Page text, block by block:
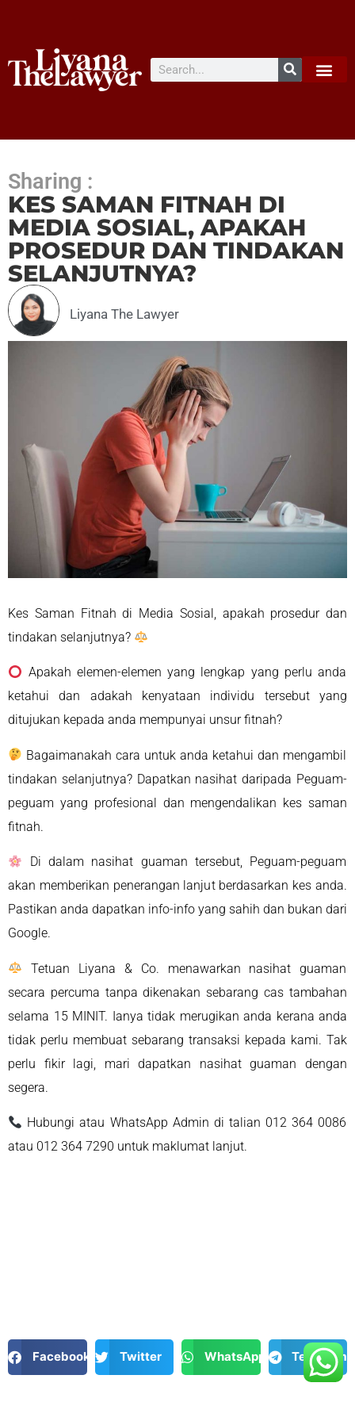
Sharing :
KES SAMAN FITNAH DI
MEDIA SOSIAL, APAKAH
PROSEDUR DAN TINDAKAN
SELANJUTNYA?
Liyana The Lawyer
Kes Saman Fitnah di Media Sosial, apakah prosedur dan
tindakan selanjutnya?
Apakah elemen-elemen yang lengkap yang perlu anda
ketahui dan adakah kenyataan individu tersebut yang
ditujukan kepada anda mempunyai unsur fitnah?
Bagaimanakah cara untuk anda ketahui dan mengambil
tindakan selanjutnya? Dapatkan nasihat daripada Peguam-
peguam yang profesional dan mengendalikan kes saman
fitnah.
Di dalam nasihat guaman tersebut, Peguam-peguam
akan memberikan penerangan lanjut berdasarkan kes anda.
Pastikan anda dapatkan info-info yang sahih dan bukan dari
Google.
Tetuan Liyana & Co. menawarkan nasihat guaman
secara percuma tanpa dikenakan sebarang cas tambahan
selama 15 MINIT. Ianya tidak merugikan anda kerana anda
tidak perlu membuat sebarang transaksi kepada kami. Tak
perlu fikir lagi, mari dapatkan nasihat guaman dengan
segera.
Hubungi atau WhatsApp Admin di talian 012 364 0086
atau 012 364 7290 untuk maklumat lanjut.
Facebook Twitter WhatsApp Telegram